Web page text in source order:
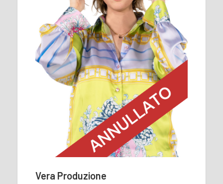
Vera Produzione